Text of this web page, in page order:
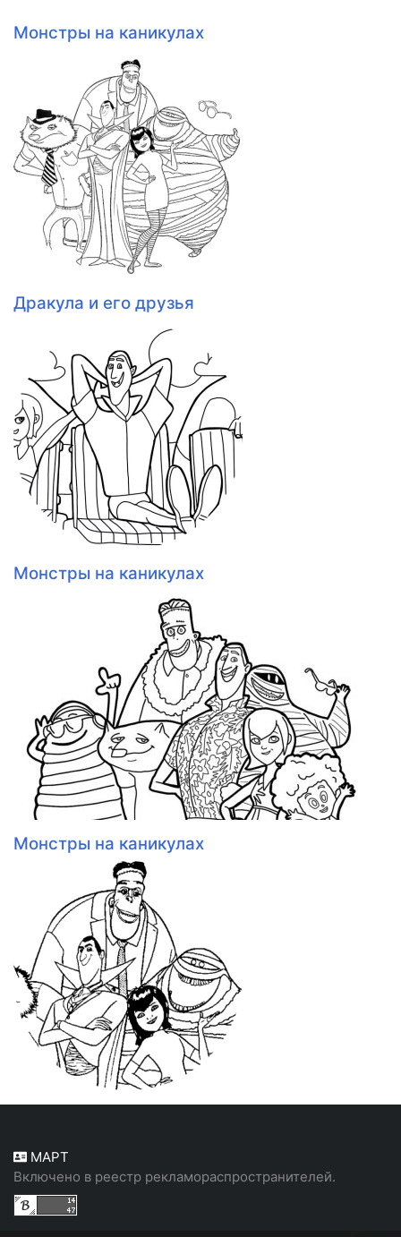
Монстры на каникулах
Дракула и его друзья
Монстры на каникулах
Монстры на каникулах
МАРТ
Включено в реестр рекламораспространителей.